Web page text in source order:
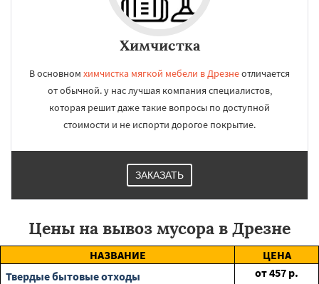
Химчистка
В основном химчистка мягкой мебели в Дрезнеотличается
от обычной. у нас лучшая компания специалистов,
которая решит даже такие вопросы по доступной
стоимости и не испорти дорогое покрытие.
ЗАКАЗАТЬ
Цены на вывоз мусора в Дрезне
НАЗВАНИЕ
ЦЕНА
Твердые бытовые отходы
от457 р.